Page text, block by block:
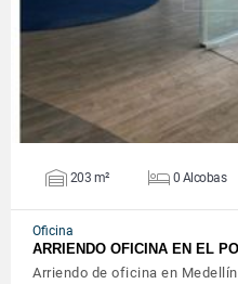
203 m² 0 Alcobas
Oficina
ARRIENDO OFICINA EN EL
Arriendo de oficina en